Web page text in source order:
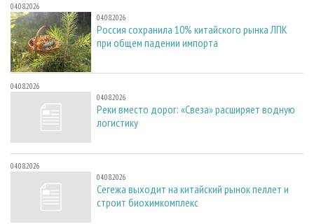
04.08.2026
04.08.2026
Россия сохранила 10% китайского рынка ЛПК
при общем падении импорта
04.08.2026
04.08.2026
Реки вместо дорог: «Свеза» расширяет водную
логистику
04.08.2026
04.08.2026
Сегежа выходит на китайский рынок пеллет и
строит биохимкомплекс